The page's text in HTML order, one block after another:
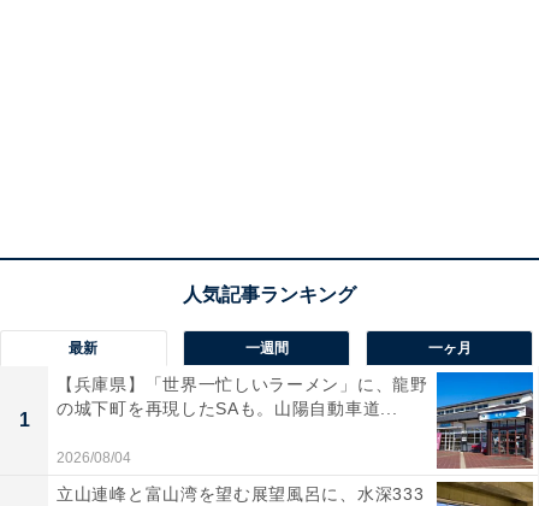
最新 一週間 一ヶ月
1
【兵庫県】「世界一忙しいラーメン」に、龍野
の城下町を再現したSAも。山陽自動車道...
2026/08/04
立山連峰と富山湾を望む展望風呂に、水深333